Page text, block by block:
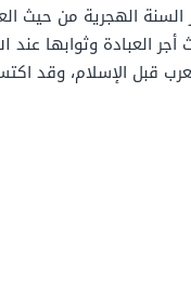
الهجرية من حيث
العبادة وثوابها
قبل الإسلام، وقد